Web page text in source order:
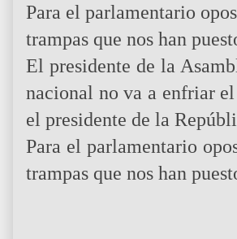
Para el parlamentario
trampas que nos han
El presidente de la
nacional no va a enfriar
el presidente de la
Para el parlamentario
trampas que nos han